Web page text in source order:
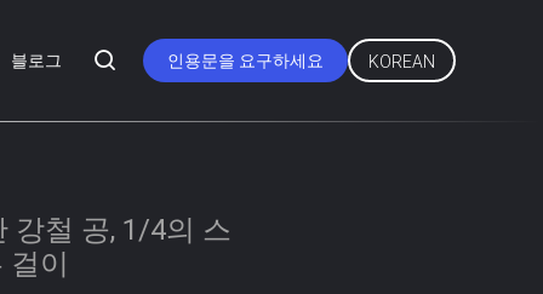
블로그 인용문을 요구하세요 KOREAN
강철 공, 1/4의 스
이